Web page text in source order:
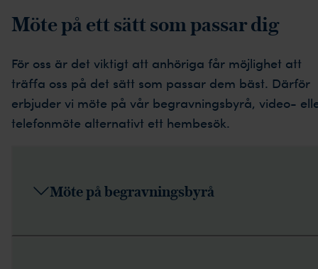
Möte på ett sätt som passar dig
För oss är det viktigt att anhöriga får möjlighet att
träffa oss på det sätt som passar dem bäst. Därför
erbjuder vi möte på vår begravningsbyrå, video-
telefonmöte alternativt ett hembesök.
Möte på begravningsbyrå